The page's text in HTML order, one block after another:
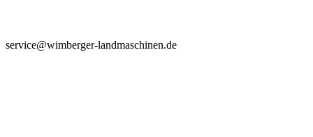
service@wimberger-landmaschinen.de